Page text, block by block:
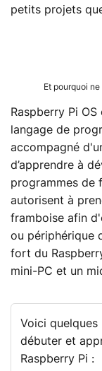
petits projets
Et pourquoi
Raspberry Pi
langage de
accompagné
d’apprendre à
programmes de
autorisent à
framboise afin
ou périphérique
fort du
mini-PC et un
Voici
débuter et
Raspberry Pi :